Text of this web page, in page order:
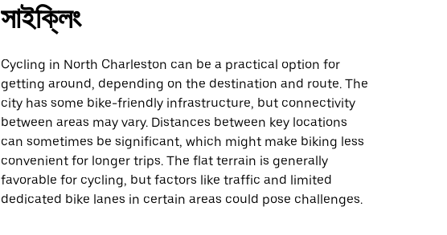
সাইক্লিং
Cycling in North Charleston can be a practical option for
getting around, depending on the destination and route. The
city has some bike-friendly infrastructure, but connectivity
between areas may vary. Distances between key locations
can sometimes be significant, which might make biking less
convenient for longer trips. The flat terrain is generally
favorable for cycling, but factors like traffic and limited
dedicated bike lanes in certain areas could pose challenges.